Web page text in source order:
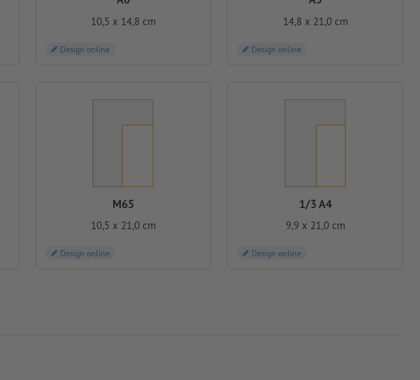
10,5 x 14,8 cm
Design online
14,8 x 21,0 cm
Design online
M65
10,5 x 21,0 cm
Design online
1/3 A4
9,9 x 21,0 cm
Design online